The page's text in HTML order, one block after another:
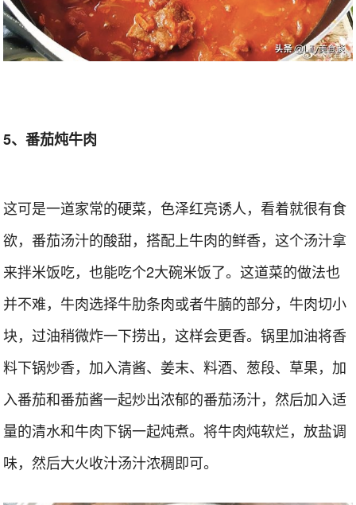
5、番茄炖牛肉
这可是一道家常的硬菜，色泽红亮诱人，看着就很有食
欲，番茄汤汁的酸甜，搭配上牛肉的鲜香，这个汤汁拿
来拌米饭吃，也能吃个2大碗米饭了。这道菜的做法也
并不难，牛肉选择牛肋条肉或者牛腩的部分，牛肉切小
块，过油稍微炸一下捞出，这样会更香。锅里加油将香
料下锅炒香，加入清酱、姜末、料酒、葱段、草果，加
入番茄和番茄酱一起炒出浓郁的番茄汤汁，然后加入适
量的清水和牛肉下锅一起炖煮。将牛肉炖软烂，放盐调
味，然后大火收汁汤汁浓稠即可。